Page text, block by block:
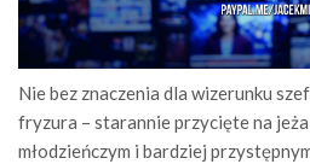
Nie bez znaczenia dla wizerunku
fryzura – starannie przycięte na
młodzieńczym i bardziej